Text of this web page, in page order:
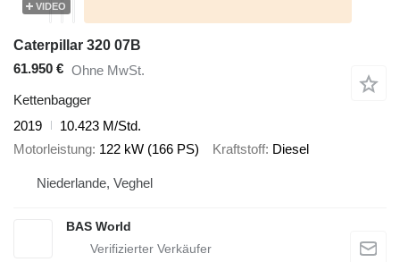
VIDEO
Caterpillar 320 07B
61.950 € Ohne MwSt.
Kettenbagger
2019
10.423 M/Std.
Motorleistung 122 kW (166 PS) Kraftstoff Diesel
Niederlande, Veghel
BAS World